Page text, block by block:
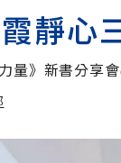
靜心
量》新書分享
行銷部